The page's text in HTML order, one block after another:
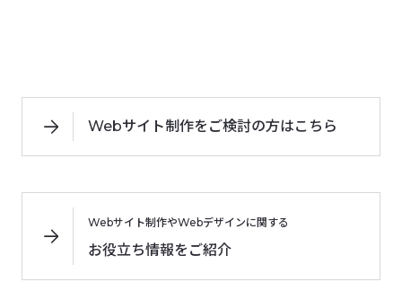
Webサイト制作をご検討の方はこちら
Webサイト制作やWebデザインに関する
お役立ち情報をご紹介